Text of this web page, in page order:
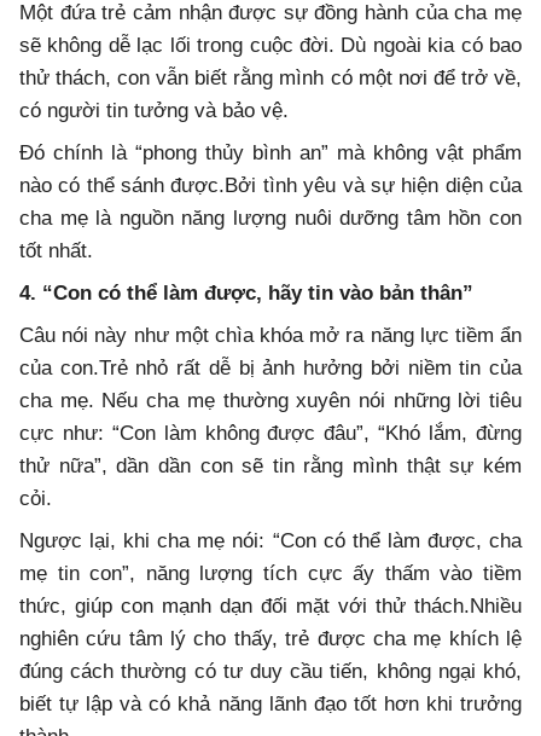
Một đứa trẻ cảm nhận được sự đồng hành của cha mẹ
sẽ không dễ lạc lối trong cuộc đời. Dù ngoài kia có bao
thử thách, con vẫn biết rằng mình có một nơi để trở về,
có người tin tưởng và bảo vệ.
Đó chính là “phong thủy bình an” mà không vật phẩm
nào có thể sánh được.Bởi tình yêu và sự hiện diện của
cha mẹ là nguồn năng lượng nuôi dưỡng tâm hồn con
tốt nhất.
4. “Con có thể làm được, hãy tin vào bản thân”
Câu nói này như một chìa khóa mở ra năng lực tiềm ẩn
của con.Trẻ nhỏ rất dễ bị ảnh hưởng bởi niềm tin của
cha mẹ. Nếu cha mẹ thường xuyên nói những lời tiêu
cực như: “Con làm không được đâu”, “Khó lắm, đừng
thử nữa”, dần dần con sẽ tin rằng mình thật sự kém
cỏi.
Ngược lại, khi cha mẹ nói: “Con có thể làm được, cha
mẹ tin con”, năng lượng tích cực ấy thấm vào tiềm
thức, giúp con mạnh dạn đối mặt với thử thách.Nhiều
nghiên cứu tâm lý cho thấy, trẻ được cha mẹ khích lệ
đúng cách thường có tư duy cầu tiến, không ngại khó,
biết tự lập và có khả năng lãnh đạo tốt hơn khi trưởng